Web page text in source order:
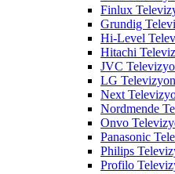
Finlux
Grundig
Hi-Level
Hitachi
JVC
LG
Next
Nordmende
Onvo
Panasonic
Philips
Profilo